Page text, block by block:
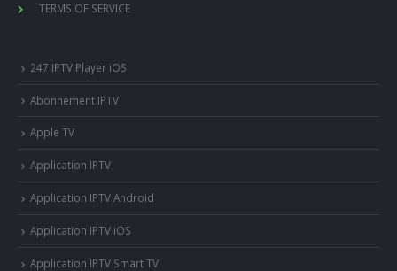
TERMS OF SERVICE
247 IPTV Player iOS
Abonnement IPTV
Apple TV
Application IPTV
Application IPTV Android
Application IPTV iOS
Application IPTV Smart TV